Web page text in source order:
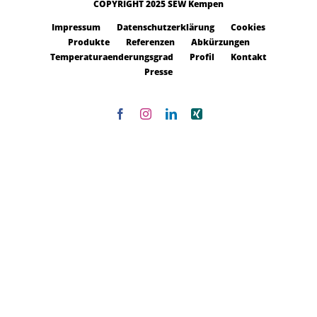
COPYRIGHT 2025 SEW Kempen
Impressum
Datenschutzerklärung
Cookies
Produkte
Referenzen
Abkürzungen
Temperaturaenderungsgrad
Profil
Kontakt
Presse
FacebookInstagramLinkedInXing